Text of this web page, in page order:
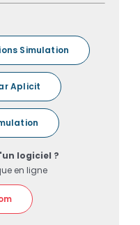
Simulation
Aplicit
logiciel ?
en ligne